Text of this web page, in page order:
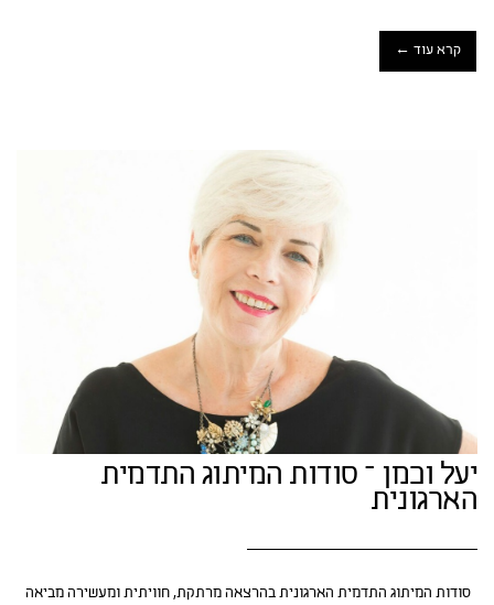
קרא עוד ←
יעל וכמן – סודות המיתוג התדמית
הארגונית
סודות המיתוג התדמית הארגונית בהרצאה מרתקת, חוויתית ומעשירה מביאה